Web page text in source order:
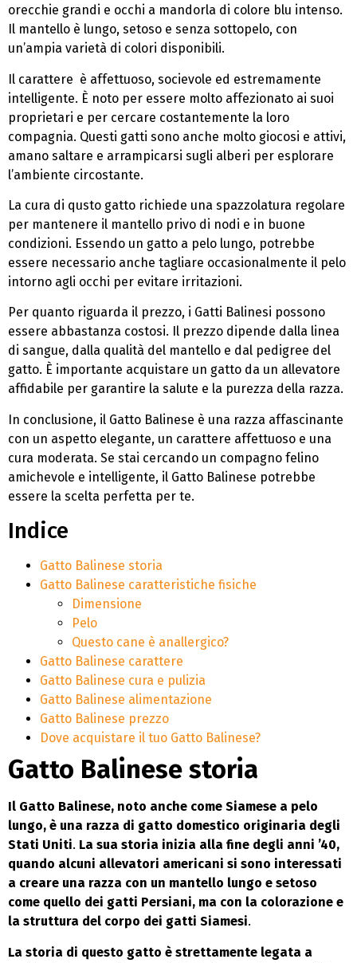
orecchie grandi e occhi a mandorla di colore blu intenso.
Il mantello è lungo, setoso e senza sottopelo, con
un’ampia varietà di colori disponibili.
Il carattere è affettuoso, socievole ed estremamente
intelligente. È noto per essere molto affezionato ai suoi
proprietari e per cercare costantemente la loro
compagnia. Questi gatti sono anche molto giocosi e attivi,
amano saltare e arrampicarsi sugli alberi per esplorare
l’ambiente circostante.
La cura di qusto gatto richiede una spazzolatura regolare
per mantenere il mantello privo di nodi e in buone
condizioni. Essendo un gatto a pelo lungo, potrebbe
essere necessario anche tagliare occasionalmente il pelo
intorno agli occhi per evitare irritazioni.
Per quanto riguarda il prezzo, i Gatti Balinesi possono
essere abbastanza costosi. Il prezzo dipende dalla linea
di sangue, dalla qualità del mantello e dal pedigree del
gatto. È importante acquistare un gatto da un allevatore
affidabile per garantire la salute e la purezza della razza.
In conclusione, il Gatto Balinese è una razza affascinante
con un aspetto elegante, un carattere affettuoso e una
cura moderata. Se stai cercando un compagno felino
amichevole e intelligente, il Gatto Balinese potrebbe
essere la scelta perfetta per te.
Indice
Gatto Balinese storia
Gatto Balinese caratteristiche fisiche
Dimensione
Pelo
Questo cane è anallergico?
Gatto Balinese carattere
Gatto Balinese cura e pulizia
Gatto Balinese alimentazione
Gatto Balinese prezzo
Dove acquistare il tuo Gatto Balinese?
Gatto Balinese storia
Il Gatto Balinese, noto anche come Siamese a pelo
lungo, è una razza di gatto domestico originaria degli
Stati Uniti. La sua storia inizia alla fine degli anni ’40,
quando alcuni allevatori americani si sono interessati
a creare una razza con un mantello lungo e setoso
come quello dei gatti Persiani, ma con la colorazione e
la struttura del corpo dei gatti Siamesi.
La storia di questo gatto è strettamente legata a